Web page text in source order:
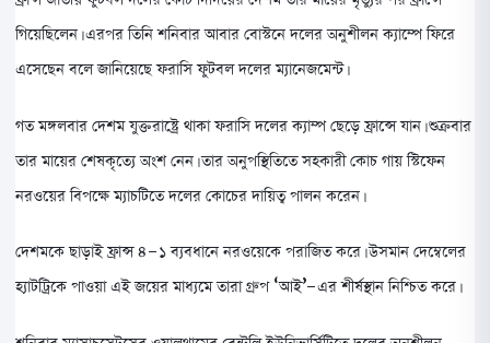
গিয়েছিলেন। এরপর তিনি শনিবার আবার বোস্টনে দলের অনুশীলন ক্যাম্পে ফিরে
এসেছেন বলে জানিয়েছে ফরাসি ফুটবল দলের ম্যানেজমেন্ট।
গত মঙ্গলবার দেশম যুক্তরাষ্ট্রে থাকা ফরাসি দলের ক্যাম্প ছেড়ে ফ্রান্সে যান। শুক্রবার
তার মায়ের শেষকৃত্যে অংশ নেন। তার অনুপস্থিতিতে সহকারী কোচ গায় স্টিফেন
নরওয়ের বিপক্ষে ম্যাচটিতে দলের কোচের দায়িত্ব পালন করেন।
দেশমকে ছাড়াই ফ্রান্স ৪-১ ব্যবধানে নরওয়েকে পরাজিত করে। উসমান দেম্বেলের
হ্যাটট্রিকে পাওয়া এই জয়ের মাধ্যমে তারা গ্রুপ ‘আই’-এর শীর্ষস্থান নিশ্চিত করে।